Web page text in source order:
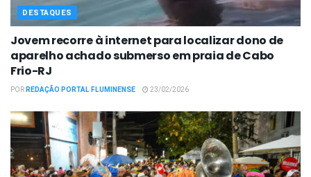
DESTAQUES
Jovem recorre à internet para localizar dono de
aparelho achado submerso em praia de Cabo
Frio-RJ
PORREDAÇÃO PORTAL FLUMINENSE 23/02/2026